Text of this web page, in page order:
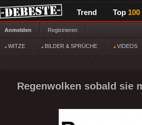
Trend Top 100
Anmelden Registrieren
WITZE BILDER & SPRÜCHE VIDEOS
Regenwolken sobald sie